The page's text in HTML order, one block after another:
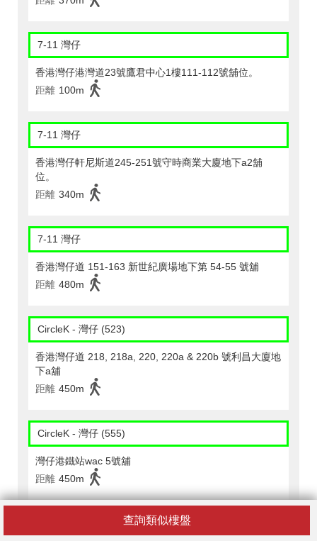
查詢類似樓盤
7-11 灣仔
香港灣仔港灣道23號鷹君中心1樓111-112號舖位。
距離 100m
7-11 灣仔
香港灣仔軒尼斯道245-251號守時商業大廈地下a2舖
位。
距離 340m
7-11 灣仔
香港灣仔道 151-163 新世紀廣場地下第 54-55 號舖
距離 480m
CircleK - 灣仔 (523)
香港灣仔道 218, 218a, 220, 220a & 220b 號利昌大廈地
下a舖
距離 450m
CircleK - 灣仔 (555)
灣仔港鐵站wac 5號舖
距離 450m
CircleK - 灣仔 (207)